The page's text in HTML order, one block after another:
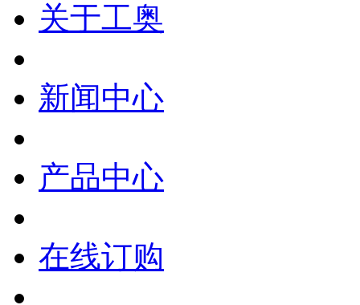
关于工奥
新闻中心
产品中心
在线订购